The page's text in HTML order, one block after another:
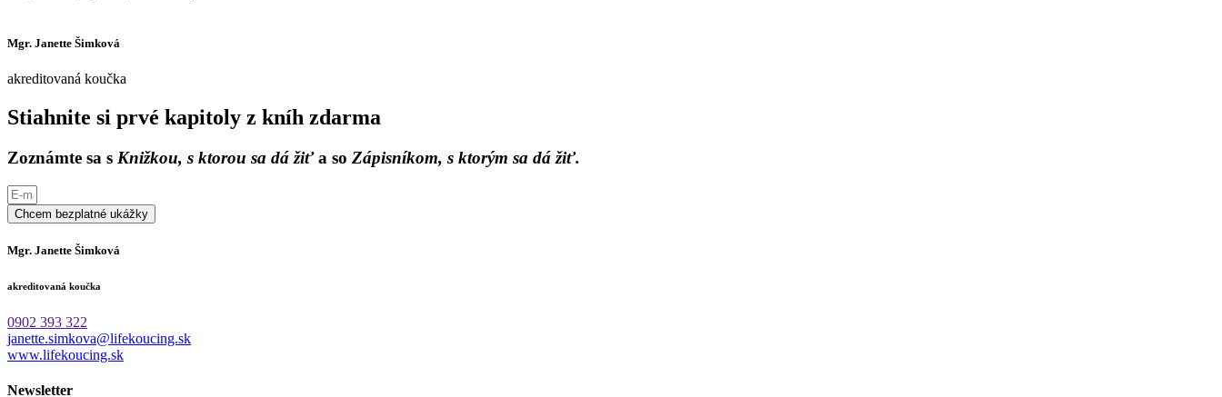
Mgr. Janette Šimková
akreditovaná koučka
Stiahnite si prvé kapitoly z kníh zdarma
Zoznámte sa s Knižkou, s ktorou sa dá žiťa so Zápisníkom, s ktorým sa dá žiť.
Chcem bezplatné ukážky
Mgr. Janette Šimková
akreditovaná koučka
0902 393 322
janette.simkova@lifekoucing.sk
www.lifekoucing.sk
Newsletter